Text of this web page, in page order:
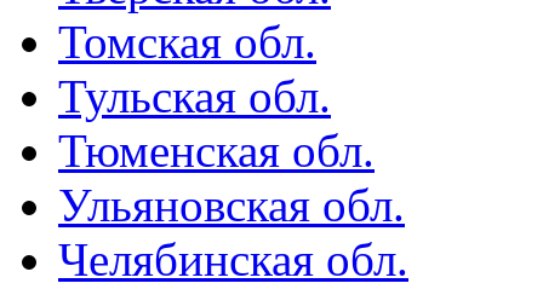
Томская обл.
Тульская обл.
Тюменская обл.
Ульяновская обл.
Челябинская обл.